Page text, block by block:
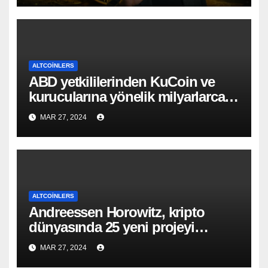
ALTCOINLERS
ABD yetkililerinden KuCoin ve
kurucularına yönelik milyarlarca
dolarlık suçlama!
MAR 27, 2024
ALTCOINLERS
Andreessen Horowitz, kripto
dünyasında 25 yeni projeyi
destekliyor!
MAR 27, 2024